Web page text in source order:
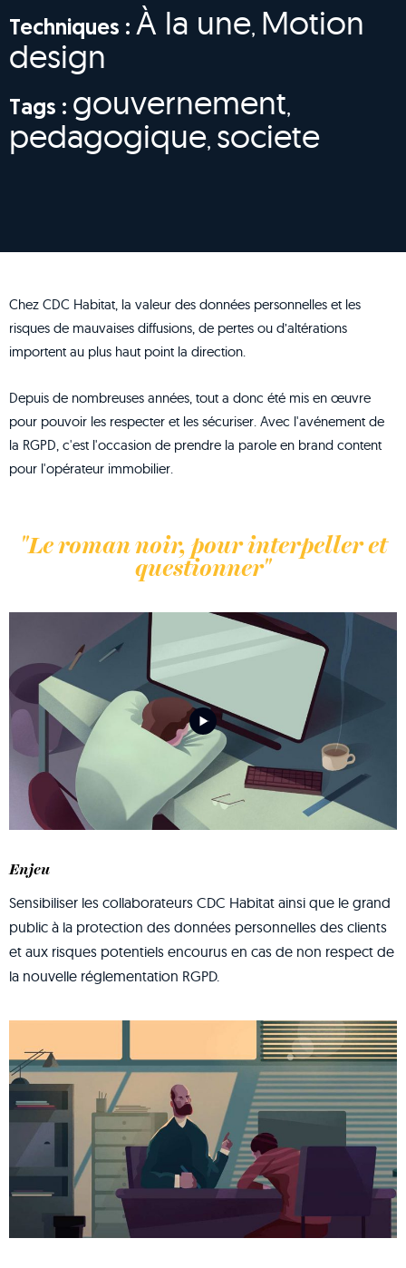
Techniques : À la une, Motion
design
Tags : gouvernement,
pedagogique, societe
Chez CDC Habitat, la valeur des données personnelles et les
risques de mauvaises diffusions, de pertes ou d’altérations
importent au plus haut point la direction.
Depuis de nombreuses années, tout a donc été mis en œuvre
pour pouvoir les respecter et les sécuriser. Avec l'avénement de
la RGPD, c'est l'occasion de prendre la parole en brand content
pour l'opérateur immobilier.
"Le roman noir, pour interpeller et
questionner"
Enjeu
Sensibiliser les collaborateurs CDC Habitat ainsi que le grand
public à la protection des données personnelles des clients
et aux risques potentiels encourus en cas de non respect de
la nouvelle réglementation RGPD.